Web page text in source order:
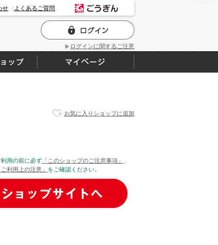
ログインに関するご注意
せ よくあるご質問
お気に入りショップに追加
利用の前に必ず 「このショップのご注意事項」 、
ご利用上の注意」 をご確認ください。